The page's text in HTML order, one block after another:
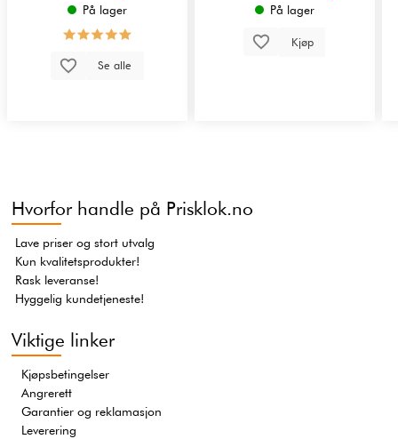
På lager
Se alle
På lager
Kjøp
Hvorfor handle på Prisklok.no
Lave priser og stort utvalg
Kun kvalitetsprodukter!
Rask leveranse!
Hyggelig kundetjeneste!
Viktige linker
Kjøpsbetingelser
Angrerett
Garantier og reklamasjon
Leverering